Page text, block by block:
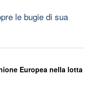
le bugie di sua
Europea nella lotta